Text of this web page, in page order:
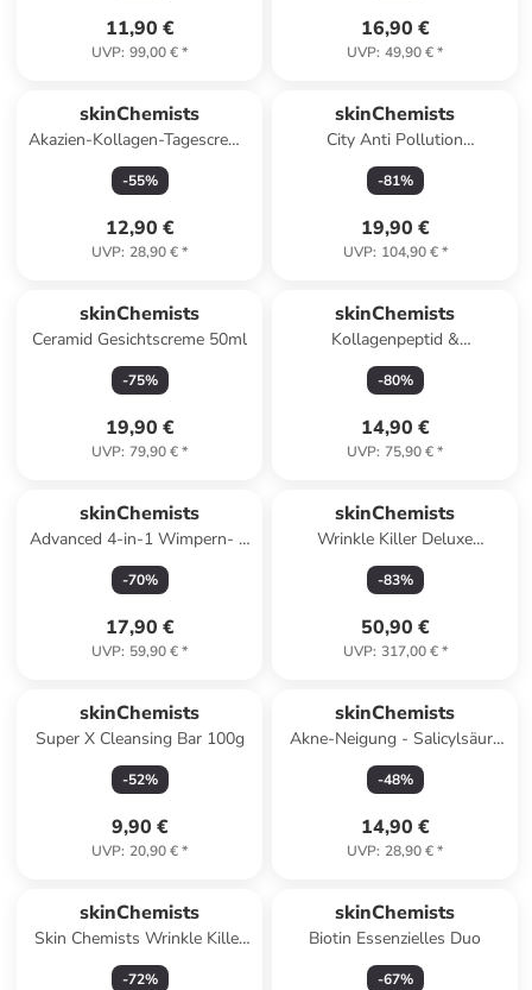
11,90 €
UVP: 99,00 €*
16,90 €
UVP: 49,90 €*
skinChemists
Akazien-Kollagen-Tagescreme
50ml
-55%
12,90 €
UVP: 28,90 €*
skinChemists
City Anti Pollution
Nachtcreme 30ml
-81%
19,90 €
UVP: 104,90 €*
skinChemists
Ceramid Gesichtscreme 50ml
-75%
19,90 €
UVP: 79,90 €*
skinChemists
Kollagenpeptid &
Hyaluronsäure täglicher
Conditioner mit Arganöl
-80%
14,90 €
UVP: 75,90 €*
skinChemists
Advanced 4-in-1 Wimpern- &
Verdichtungs-Mascara 8 ml
-70%
17,90 €
UVP: 59,90 €*
skinChemists
Wrinkle Killer Deluxe
Hautpflege-Geschenkset
-83%
50,90 €
UVP: 317,00 €*
skinChemists
Super X Cleansing Bar 100g
-52%
9,90 €
UVP: 20,90 €*
skinChemists
Akne-Neigung - Salicylsäure
2%, Centella Asistica 3%
30ml
-48%
14,90 €
UVP: 28,90 €*
skinChemists
Skin Chemists Wrinkle Killer
Day Moisturiser 50ml
-72%
skinChemists
Biotin Essenzielles Duo
-67%